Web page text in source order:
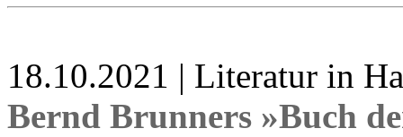
18.10.2021 | Literatur in
Bernd Brunners »Buch